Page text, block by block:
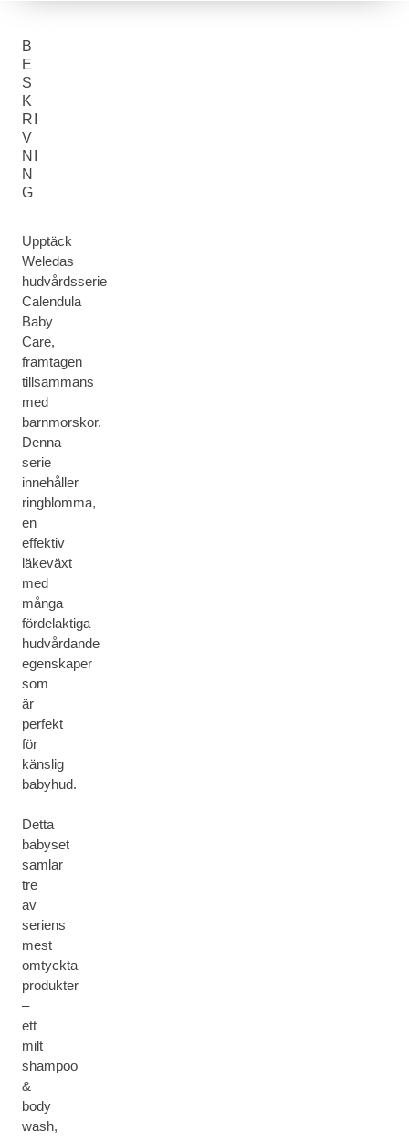
B
E
S
K
RI
V
NI
N
G
Upptäck
Weledas
hudvårdsserie
Calendula
Baby
Care,
framtagen
tillsammans
med
barnmorskor.
Denna
serie
innehåller
ringblomma,
en
effektiv
läkeväxt
med
många
fördelaktiga
hudvårdande
egenskaper
som
är
perfekt
för
känslig
babyhud.
Detta
babyset
samlar
tre
av
seriens
mest
omtyckta
produkter
–
ett
milt
shampoo
&
body
wash,